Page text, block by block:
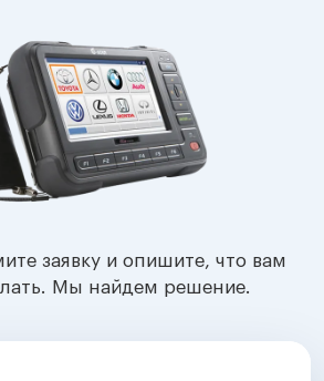
заявку и опишите, что вам
Мы найдем решение.